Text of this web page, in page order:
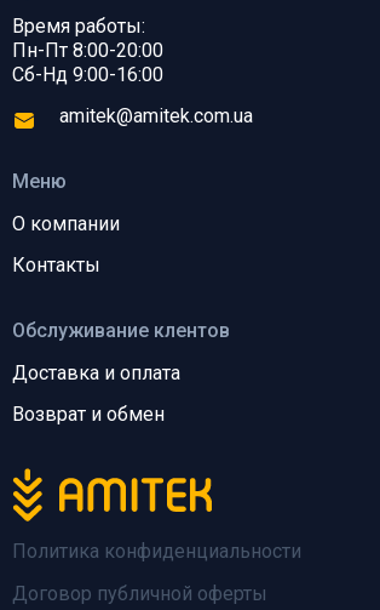
Политика конфиденциальности
Договор публичной оферты
Обслуживание клентов
Доставка и оплата
Возврат и обмен
Меню
О компании
Контакты
Время работы:
Пн-Пт 8:00-20:00
Сб-Нд 9:00-16:00
amitek@amitek.com.ua